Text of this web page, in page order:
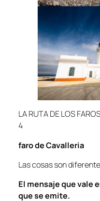
LA RUTA DE LOS
4
faro de
Las cosas son
El mensaje que vale
que se emite.